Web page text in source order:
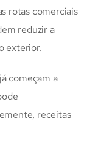
rotas comerciais
reduzir a
exterior.
começam a
receitas